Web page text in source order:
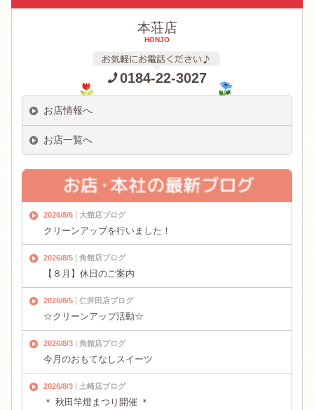
本荘店
HONJO
0184-22-3027
お店情報へ
お店一覧へ
2026/8/6 大館店ブログ
クリーンアップを行いました！
2026/8/5 角館店ブログ
【８月】休日のご案内
2026/8/5 仁井田店ブログ
☆クリーンアップ活動☆
2026/8/3 角館店ブログ
今月のおもてなしスイーツ
2026/8/3 土崎店ブログ
＊ 秋田竿燈まつり開催 ＊